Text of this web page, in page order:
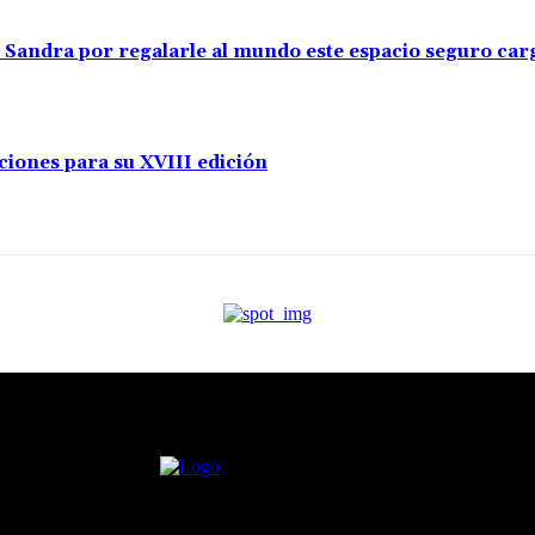
por regalarle al mundo este espacio seguro
para su XVIII edición